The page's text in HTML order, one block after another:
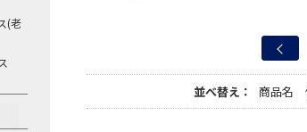
並べ替え： 商品名
(老